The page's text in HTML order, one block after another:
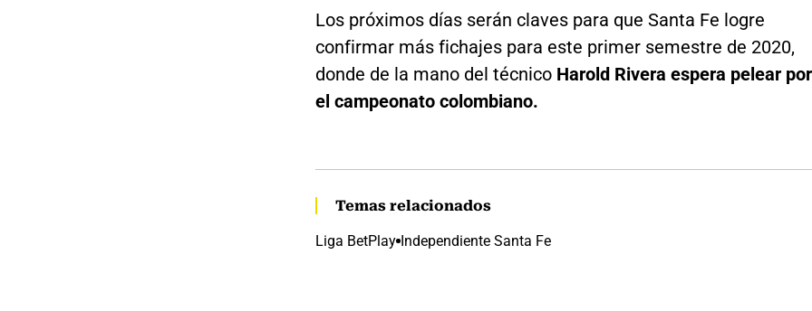
Los próximos días serán claves para que Santa Fe logre
confirmar más fichajes para este primer semestre de 2020,
donde de la mano del técnico Harold Rivera espera pelear por
el campeonato colombiano.
Temas relacionados
Liga BetPlay Independiente Santa Fe